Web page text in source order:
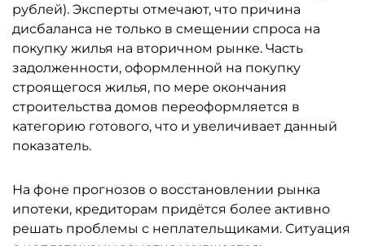
рублей). Эксперты отмечают, что причина
дисбаланса не только в смещении спроса на
покупку жилья на вторичном рынке. Часть
задолженности, оформленной на покупку
строящегося жилья, по мере окончания
строительства домов переоформляется в
категорию готового, что и увеличивает данный
показатель.
На фоне прогнозов о восстановлении рынка
ипотеки, кредиторам придётся более активно
решать проблемы с неплательщиками. Ситуация